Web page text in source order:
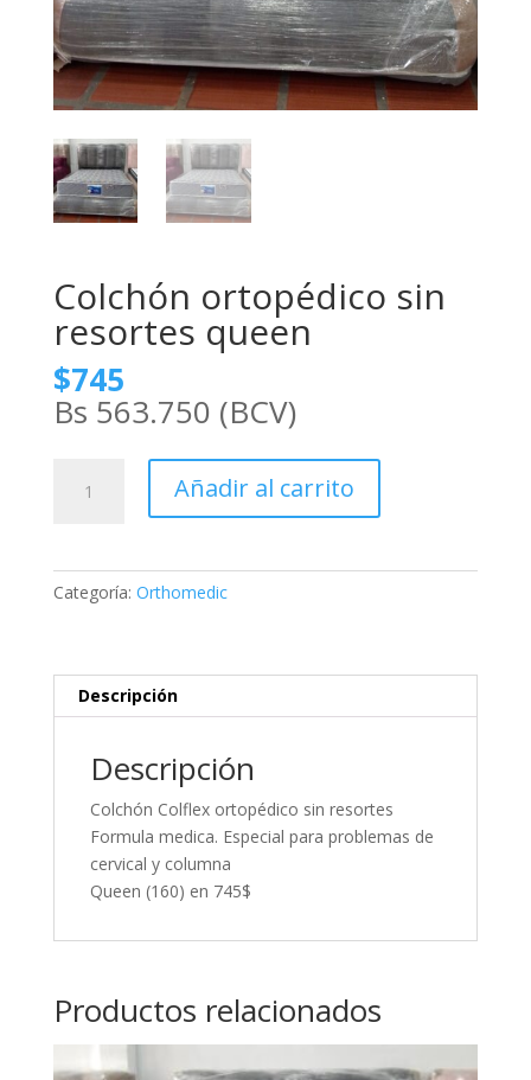
Colchón ortopédico sin
resortes queen
$745
Bs 563.750 (BCV)
ortopédico
cantidad
Añadir al carrito
Categoría: Orthomedic
Descripción
Descripción
Colchón Colflex ortopédico sin resortes
Formula medica. Especial para problemas de
cervical y columna
Queen (160) en 745$
Productos relacionados